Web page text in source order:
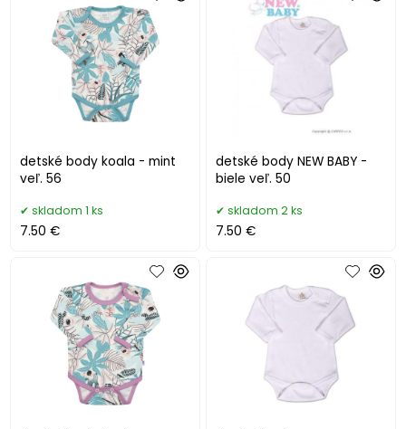
detské body koala - mint
veľ. 56
skladom 1 ks
7.50 €
detské body NEW BABY -
biele veľ. 50
skladom 2 ks
7.50 €